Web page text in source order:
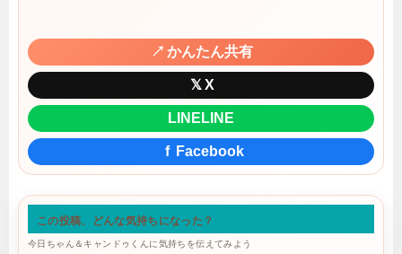
↗ かんたん共有
𝕏 X
LINE LINE
f Facebook
この投稿、どんな気持ちになった？
今日ちゃん＆キャンドゥくんに気持ちを伝えてみよう